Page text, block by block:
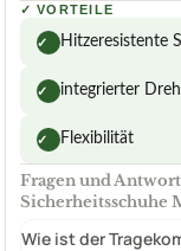
✓ VORTEILE
✓ Hitzeresistente
✓ integrierter
✓ Flexibilität
Fragen und
Sicherheitsschuhe
Wie ist der